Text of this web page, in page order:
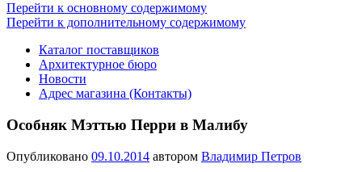
Перейти к основному содержимому
Перейти к дополнительному содержимому
Каталог поставщиков
Архитектурное бюро
Новости
Адрес магазина (Контакты)
Особняк Мэттью Перри в Малибу
Опубликовано 09.10.2014 автором Владимир Петров